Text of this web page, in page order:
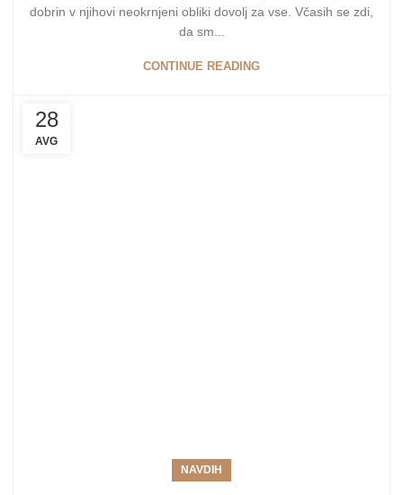
dobrin v njihovi neokrnjeni obliki dovolj za vse. Včasih se zdi,
da sm...
CONTINUE READING
28
AVG
NAVDIH